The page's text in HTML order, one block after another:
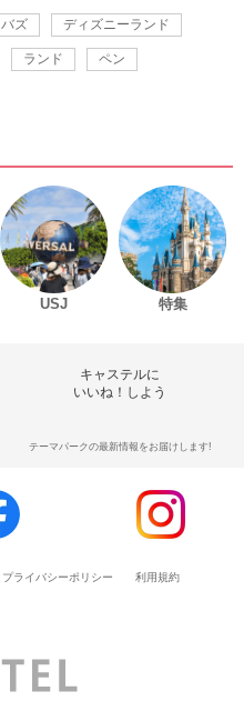
バズ ディズニーランド
ランド ペン
USJ 特集
キャステルに
いいね！しよう
テーマパークの最新情報をお届けします!
プライバシーポリシー 利用規約